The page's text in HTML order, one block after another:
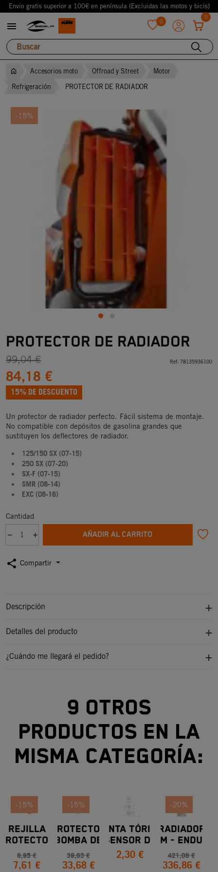
Envio gratis superior a 100€ en península (Excluidas las motos y bicis)
 0
0
Accesorios moto Offroad y Street
Motor
Refrigeración
PROTECTOR DE RADIADOR
-15%
PROTECTOR DE RADIADOR
99,04 €
84,18 €
15% DE DESCUENTO
Ref: 78135936100
Un protector de radiador perfecto. Fácil sistema de montaje.
No compatible con depósitos de gasolina grandes que
sustituyen los deflectores de radiador.
125/150 SX (07-15)
250 SX (07-20)
SX-F (07-15)
SMR (08-14)
EXC (08-16)
Cantidad
AÑADIR AL CARRITO
share Compartir
Descripción
Detalles del producto
¿Cuándo me llegará el pedido?
9 otros
productos en la
misma categoría:
-15%
REJILLA
DE
RADIADOR
8,95 €
7,61 €
-15%
PROTECTOR
BOMBA DE
AGUA
39,63 €
33,68 €
JUNTA TÓRICA
SENSOR DE
TEMPERATURA
KTM REF
2,30 €
-20%
Radiador
KTM - Enduro
690 Y SMC (21
Y
421,08 €
336,86 €